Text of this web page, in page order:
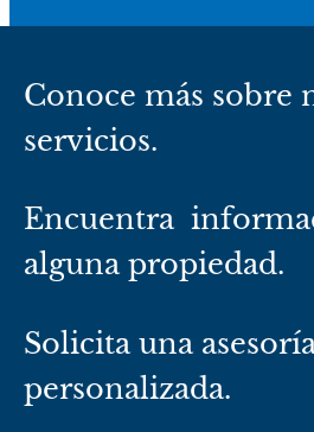
Conoce más sobre
servicios.
Encuentra
alguna propiedad.
Solicita una
personalizada.